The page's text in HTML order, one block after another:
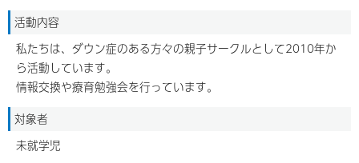
活動内容
私たちは、ダウン症のある方々の親子サークルとして2010年か
ら活動しています。
情報交換や療育勉強会を行っています。
対象者
未就学児